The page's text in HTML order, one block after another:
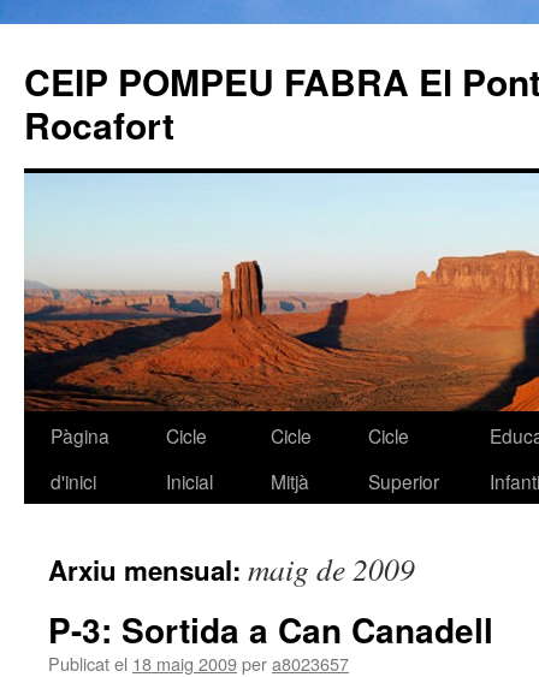
CEIP POMPEU FABRA El
Rocafort
Vés
Pàgina
d'inici
Cicle
Inicial
Cicle
Mitjà
Cicle
Superior
Arxiu mensual: maig de 2009
P-3: Sortida a Can Canadell
Publicat el 18 maig 2009pera8023657